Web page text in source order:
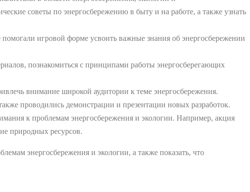
советы по энергосбережению в быту и на работе, а также узнать
игровой форме усвоить важные знания об энергосбережении
познакомиться с принципами работы энергосберегающих
внимание широкой аудитории к теме энергосбережения.
проводились демонстрации и презентации новых разработок.
к проблемам энергосбережения и экологии. Например, акция
природных ресурсов.
энергосбережения и экологии, а также показать, что